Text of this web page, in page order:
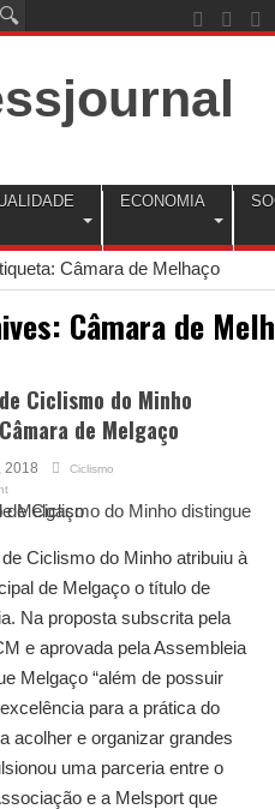
ECONOMIA
Câmara de Melhaço
Câmara de
Ciclismo do Minho
de Melgaço
2018
Ciclismo
Ciclismo do Minho atribuiu à
de Melgaço o título de
Na proposta subscrita pela
e aprovada pela Assembleia
Melgaço “além de possuir
para a prática do
acolher e organizar grandes
uma parceria entre o
e a Melsport que